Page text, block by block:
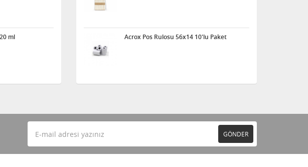
ml Acrox Pos Rulosu 56x14 10'lu Paket
GÖNDER